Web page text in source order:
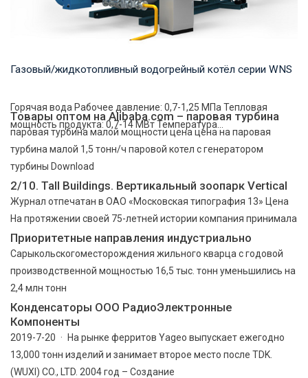
Газовый/жидкотопливный водогрейный котёл серии WNS
Горячая вода Рабочее давление: 0,7-1,25 МПа Тепловая
мощность продукта: 0,7-14 МВт Температура...
Товары оптом на Alibaba.com – паровая турбина
паровая турбина малой мощности цена цена на паровая
турбина малой 1,5 тонн/ч паровой котел с генератором
турбины Download
2/10. Tall Buildings. Вертикальный зоопарк Vertical
Журнал отпечатан в ОАО «Московская типография 13» Цена
На протяжении своей 75-летней истории компания принимала
Приоритетные направления индустриально
Сарыкольскогоместорождения жильного кварца с годовой
производственной мощностью 16,5 тыс. тонн уменьшились на
2,4 млн тонн
Конденсаторы ООО РадиоЭлектронные
Компоненты
2019-7-20 · На рынке ферритов Yageo выпускает ежегодно
13,000 тонн изделий и занимает второе место после TDK.
(WUXI) CO., LTD. 2004 год – Создание